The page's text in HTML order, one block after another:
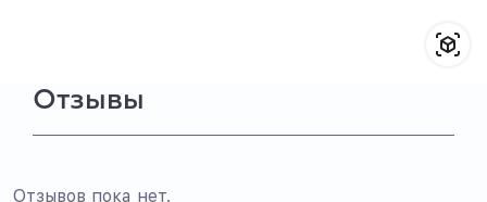
Отзывы
Отзывов пока нет.